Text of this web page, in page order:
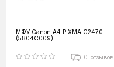
МФУ Canon А4 PIXMA G2470
(5804C009)
0 отзывов